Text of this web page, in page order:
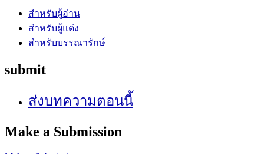
สำหรับผู้อ่าน
สำหรับผู้แต่ง
สำหรับบรรณารักษ์
submit
ส่งบทความตอนนี้
Make a Submission